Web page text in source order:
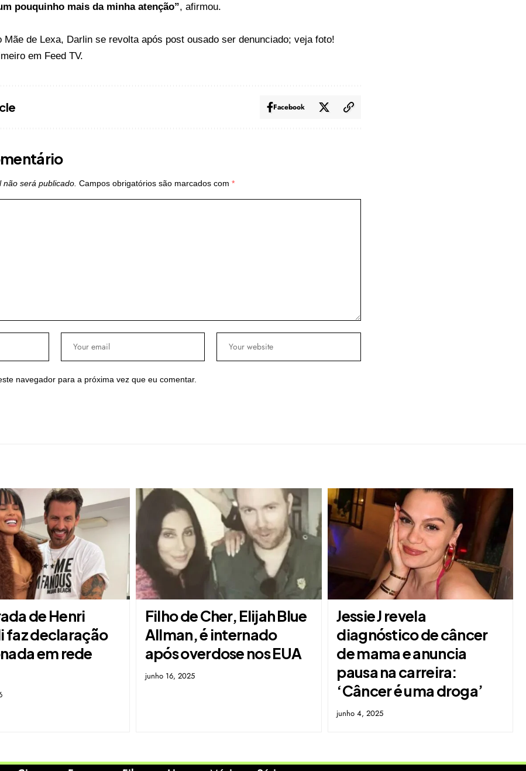
pouquinho mais da minha atenção”, afirmou.
Mãe de Lexa, Darlin se revolta após post ousado ser denunciado; veja foto!
em Feed TV.
Facebook
será publicado. Campos obrigatórios são marcados com *
navegador para a próxima vez que eu comentar.
de Henri
faz declaração
em rede
Filho de Cher, Elijah Blue
Allman, é internado
após overdose nos EUA
junho 16, 2025
Jessie J revela
diagnóstico de câncer
de mama e anuncia
pausa na carreira:
‘Câncer é uma droga’
junho 4, 2025